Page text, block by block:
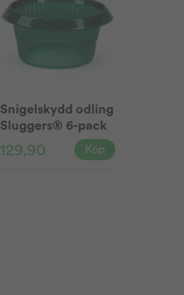
Snigelskydd odling
Sluggers® 6-pack
129,90 Köp